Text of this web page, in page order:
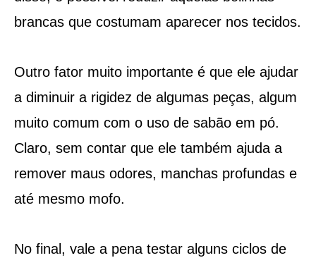
brancas que costumam aparecer nos tecidos.
Outro fator muito importante é que ele ajudar
a diminuir a rigidez de algumas peças, algum
muito comum com o uso de sabão em pó.
Claro, sem contar que ele também ajuda a
remover maus odores, manchas profundas e
até mesmo mofo.
No final, vale a pena testar alguns ciclos de